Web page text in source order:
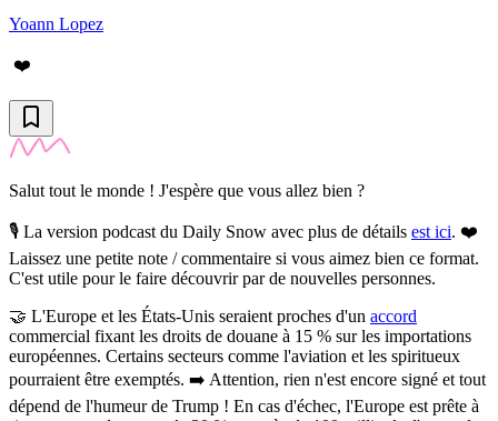
Yoann Lopez
❤️
Salut tout le monde ! J'espère que vous allez bien ?
🎙️ La version podcast du Daily Snow avec plus de détails est ici. ❤️
Laissez une petite note / commentaire si vous aimez bien ce format.
C'est utile pour le faire découvrir par de nouvelles personnes.
🤝 L'Europe et les États-Unis seraient proches d'un accord
commercial fixant les droits de douane à 15 % sur les importations
européennes. Certains secteurs comme l'aviation et les spiritueux
pourraient être exemptés. ➡️ Attention, rien n'est encore signé et tout
dépend de l'humeur de Trump ! En cas d'échec, l'Europe est prête à